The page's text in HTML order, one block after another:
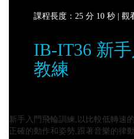
課程長度：25 分 10 秒 | 觀
IB-IT36 新
教練
新手入門飛輪訓練,以比較低轉速
正確的動作和姿勢,跟著音樂的律